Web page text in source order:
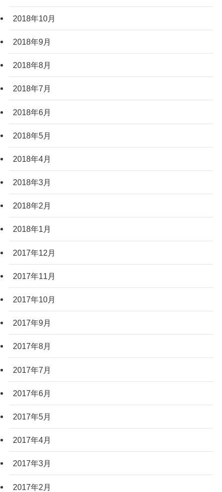
2018年10月
2018年9月
2018年8月
2018年7月
2018年6月
2018年5月
2018年4月
2018年3月
2018年2月
2018年1月
2017年12月
2017年11月
2017年10月
2017年9月
2017年8月
2017年7月
2017年6月
2017年5月
2017年4月
2017年3月
2017年2月